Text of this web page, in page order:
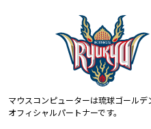
マウスコンピューターは琉球ゴールデ
オフィシャルパートナーです。